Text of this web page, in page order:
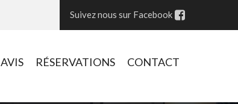
Suivez nous sur Facebook
AVIS RÉSERVATIONS CONTACT